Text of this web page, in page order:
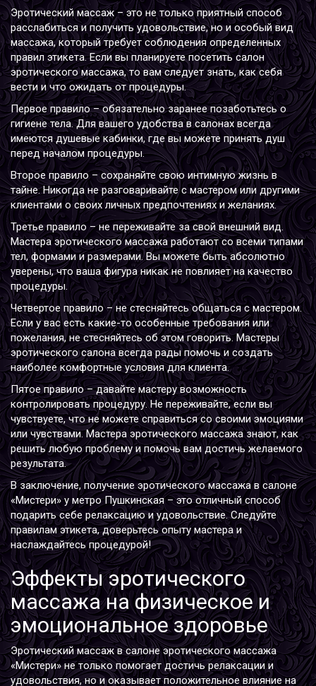
Эротический массаж – это не только приятный способ
расслабиться и получить удовольствие, но и особый вид
массажа, который требует соблюдения определенных
правил этикета. Если вы планируете посетить салон
эротического массажа, то вам следует знать, как себя
вести и что ожидать от процедуры.
Первое правило – обязательно заранее позаботьтесь о
гигиене тела. Для вашего удобства в салонах всегда
имеются душевые кабинки, где вы можете принять душ
перед началом процедуры.
Второе правило – сохраняйте свою интимную жизнь в
тайне. Никогда не разговаривайте с мастером или другими
клиентами о своих личных предпочтениях и желаниях.
Третье правило – не переживайте за свой внешний вид.
Мастера эротического массажа работают со всеми типами
тел, формами и размерами. Вы можете быть абсолютно
уверены, что ваша фигура никак не повлияет на качество
процедуры.
Четвертое правило – не стесняйтесь общаться с мастером.
Если у вас есть какие-то особенные требования или
пожелания, не стесняйтесь об этом говорить. Мастеры
эротического салонавсегда рады помочь и создать
наиболее комфортные условия для клиента.
Пятое правило – давайте мастеру возможность
контролировать процедуру. Не переживайте, если вы
чувствуете, что не можете справиться со своими эмоциями
или чувствами. Мастера эротического массажа знают, как
решить любую проблему и помочь вам достичь желаемого
результата.
В заключение, получение эротического массажа в салоне
«Мистери» у метро Пушкинская – это отличный способ
подарить себе релаксацию и удовольствие. Следуйте
правилам этикета, доверьтесь опыту мастера и
наслаждайтесь процедурой!
Эффекты эротического
массажа на физическое и
эмоциональное здоровье
Эротический массаж в салоне эротического массажа
«Мистери» не только помогает достичь релаксации и
удовольствия, но и оказывает положительное влияние на